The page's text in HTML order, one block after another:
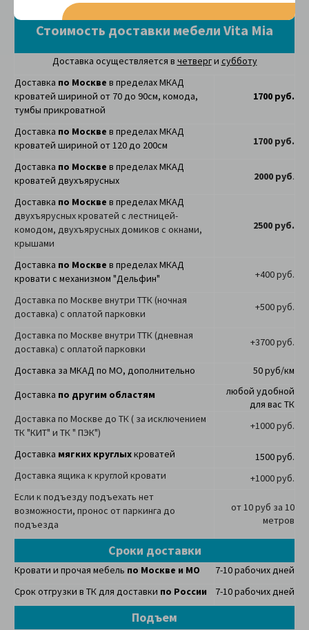
Стоимость доставки мебели Vita Mia
Доставка осуществляется в четверги субботу
Доставка по Москве в пределах МКАД
кроватей шириной от 70 до 90см, комода,
тумбы прикроватной
1700 руб.
Доставка по Москве в пределах МКАД
кроватей шириной от 120 до 200см
1700 руб.
Доставка по Москве в пределах МКАД
кроватей двухъярусных
2000 руб.
Доставка по Москве в пределах МКАД
двухъярусных кроватей с лестницей-
комодом, двухъярусных домиков с окнами,
крышами
2500 руб.
Доставка по Москве в пределах МКАД
кровати с механизмом "Дельфин"
+400 руб.
Доставка по Москве внутри ТТК (ночная
доставка) с оплатой парковки
+500 руб.
Доставка по Москве внутри ТТК (дневная
доставка) с оплатой парковки
+3700 руб.
Доставка за МКАД по МО, дополнительно
50 руб/км
Доставка по другим областям
любой удобной
для вас ТК
Доставка по Москве до ТК ( за исключением
ТК "КИТ" и ТК " ПЭК")
+1000 руб.
Доставка мягких круглыхкроватей
1500 руб.
Доставка ящика к круглой кровати
+1000 руб.
Если к подъезду подъехать нет
возможности, пронос от паркинга до
подъезда
от 10 руб за 10
метров
Сроки доставки
Кровати и прочая мебель по Москве и МО
7-10 рабочих дней
Срок отгрузки в ТК для доставки по России 7-10 рабочих дней
Подъем